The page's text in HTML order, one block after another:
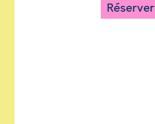
Réserver